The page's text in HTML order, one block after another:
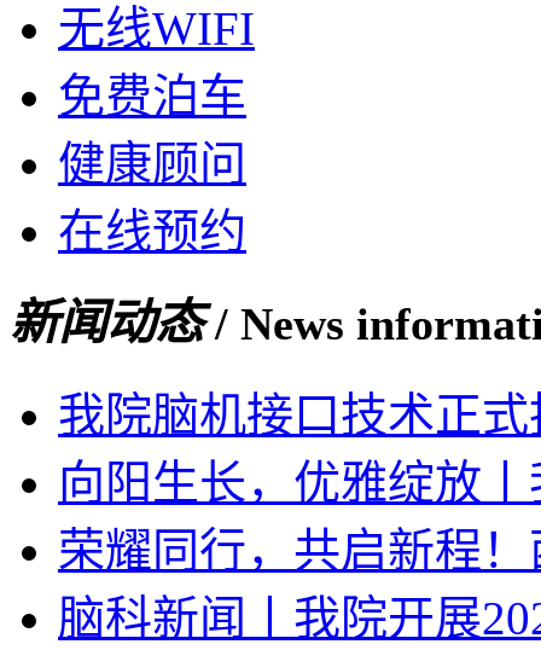
无线WIFI
免费泊车
健康顾问
在线预约
新闻动态/ News
我院脑机接口技术正
向阳生长，优雅绽放
荣耀同行，共启新程
脑科新闻丨我院开展